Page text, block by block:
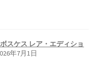
スケス レア・エディショ
年7月1日